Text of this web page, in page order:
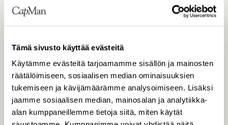
Tämä sivusto käyttää evästeitä
Käytämme evästeitä tarjoamamme sisällön ja mainosten
räätälöimiseen, sosiaalisen median ominaisuuksien
tukemiseen ja kävijämäärämme analysoimiseen. Lisäksi
jaamme sosiaalisen median, mainosalan ja analytiikka-
alan kumppaneillemme tietoja siitä, miten käytät
JAKELU
Helsingin Pörssi
Keskeiset tiedotusvälineet